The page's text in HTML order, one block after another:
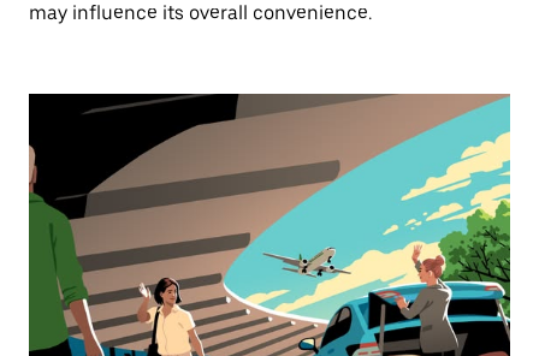
may influence its overall convenience.